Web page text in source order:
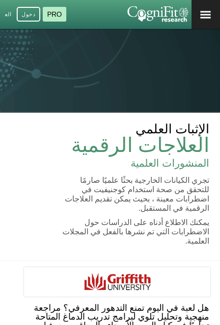
PRO دخول
الإثبات العلمي
العلاجات الرقمية
المنشورات العلمية
تجري الكيانات الخارجية بحثًا علميًا صارمًا
للتحقق من صحة استخدام كوجنيفيت في
اضطرابات معينة ، بحيث يمكن تقديم العلاجات
الرقمية في المستقبل.
يمكنك الاطلاع أدناه على الدراسات حول
الاضطرابات التي تم نشرها بالفعل في المجلات
العلمية.
هل لعبة في اليوم تمنع التدهور المعرفي؟ مراجعة
منهجية وتحليل تلوي لبرامج تدريب الدماغ المتاحة